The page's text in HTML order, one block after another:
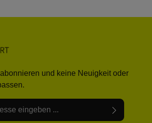
und keine Neuigkeit oder